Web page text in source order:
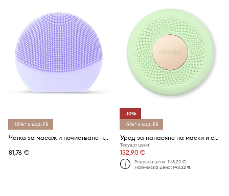
-15%* с код: FS
Четка за масаж и почистване на лице FOREO LUNA™ Play Plus 2
81,76 €
-10%
-5%* с код: FS
Уред за нанасяне на маски и светлинна терапия FOREO UFO™ 3 go
Текуща цена:
132,90 €
Редовна цена:148,22 €
Най-ниска цена:148,22 €